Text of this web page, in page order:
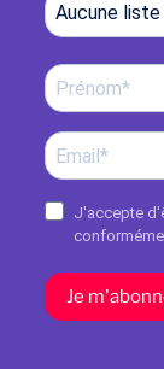
Aucune
J'accepte
Je